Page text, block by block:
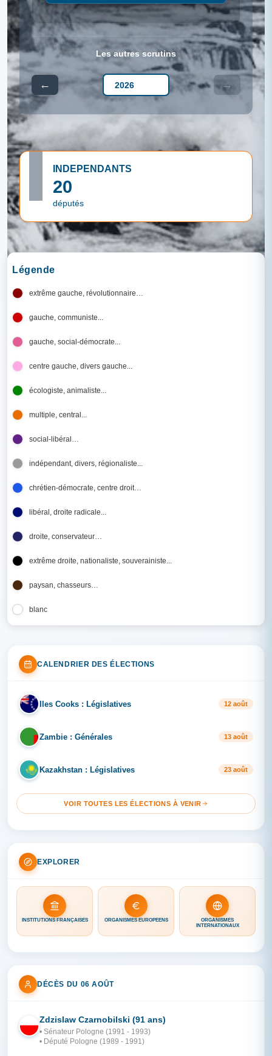
Les autres scrutins
← →
INDEPENDANTS
20
députés
Légende
extrême gauche, révolutionnaire…
gauche, communiste...
gauche, social-démocrate...
centre gauche, divers gauche...
écologiste, animaliste...
multiple, central...
social-libéral…
indépendant, divers, régionaliste...
chrétien-démocrate, centre droit…
libéral, droite radicale...
droite, conservateur…
extrême droite, nationaliste, souverainiste...
paysan, chasseurs…
blanc
CALENDRIER DES ÉLECTIONS
IL Iles Cooks : Législatives 12 août
ZA Zambie : Générales 13 août
KA Kazakhstan : Législatives 23 août
VOIR TOUTES LES ÉLECTIONS À VENIR
EXPLORER
INSTITUTIONS FRANÇAISES ORGANISMES EUROPÉENS
ORGANISMES
INTERNATIONAUX
DÉCÈS DU 06 AOÛT
PO
Zdzislaw Czarnobilski (91 ans)
• Sénateur Pologne (1991 - 1993)
• Député Pologne (1989 - 1991)